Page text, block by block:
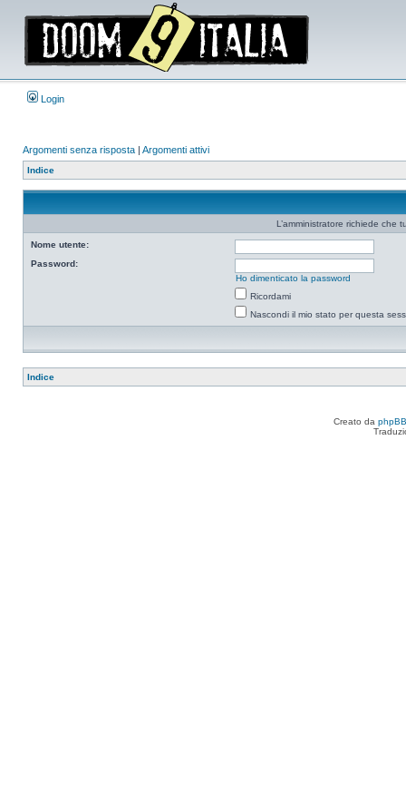
Login
Argomenti senza risposta | Argomenti attivi
Indice
L’amministratore richiede che
Nome utente:
Password:
Ho dimenticato la password
Ricordami
Nascondi il mio stato per questa
Indice
Creato da phpBB